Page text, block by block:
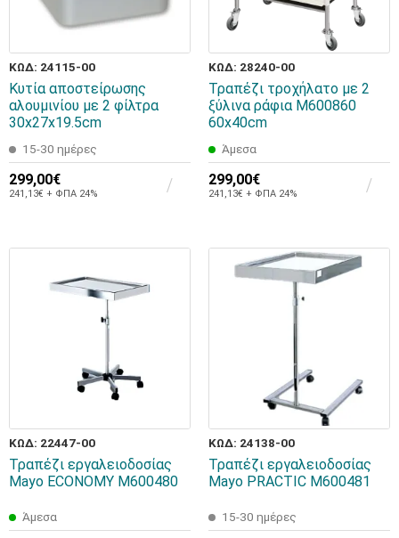
ΚΩΔ: 24115-00
Κυτία αποστείρωσης
αλουμινίου με 2 φίλτρα
30x27x19.5cm
15-30 ημέρες
299,00€
241,13€ + ΦΠΑ 24%
ΚΩΔ: 28240-00
Τραπέζι τροχήλατο με 2
ξύλινα ράφια M600860
60x40cm
Άμεσα
299,00€
241,13€ + ΦΠΑ 24%
ΚΩΔ: 22447-00
Τραπέζι εργαλειοδοσίας
Mayo ECONOMY M600480
Άμεσα
ΚΩΔ: 24138-00
Τραπέζι εργαλειοδοσίας
Mayo PRACTIC M600481
15-30 ημέρες